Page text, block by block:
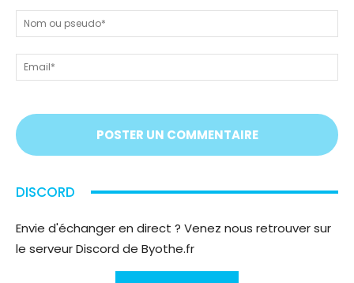
nous
tout
!
On
vous
;)
ou
DISCORD
Envie d'échanger en direct ? Venez nous retrouver sur
le serveur Discord de Byothe.fr